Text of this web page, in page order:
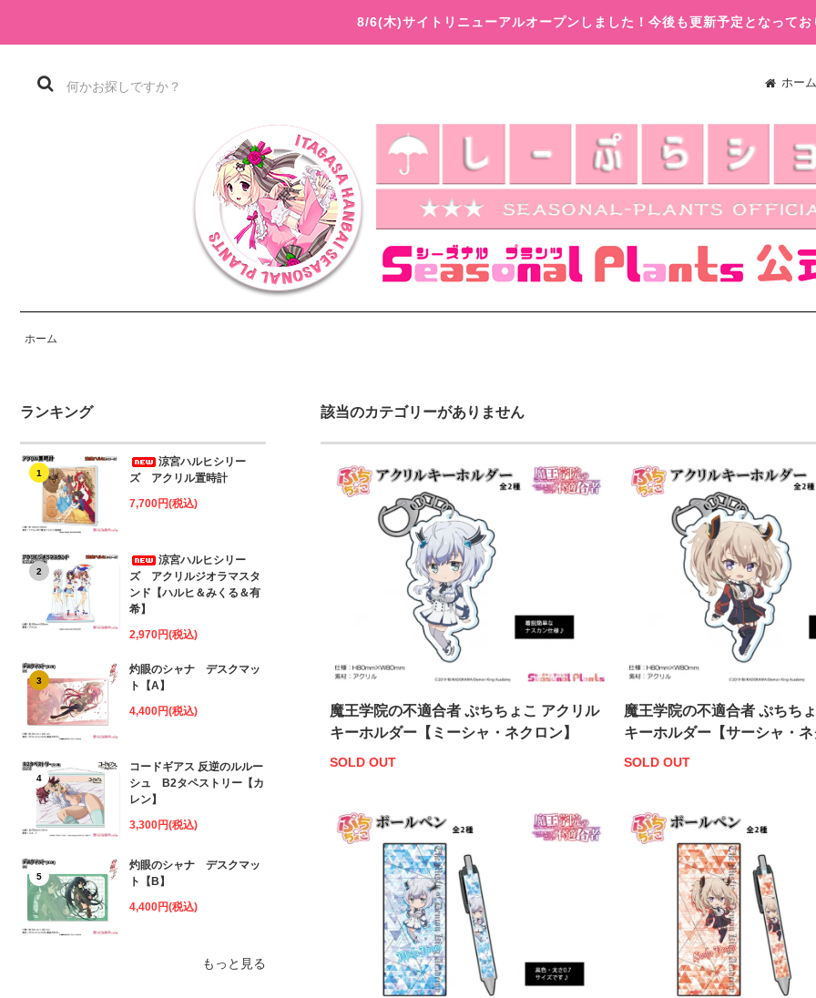
8/6(木)サイトリニューアルオープンしました！今後も更新予定となってお
ホーム
ホーム
ランキング
1
涼宮ハルヒシリー
ズ アクリル置時計
7,700円(税込)
2
涼宮ハルヒシリー
ズ アクリルジオラマスタ
ンド【ハルヒ＆みくる＆有
希】
2,970円(税込)
3
灼眼のシャナ デスクマッ
ト【A】
4,400円(税込)
4
コードギアス 反逆のルルー
シュ B2タペストリー【カ
レン】
3,300円(税込)
5
灼眼のシャナ デスクマッ
ト【B】
4,400円(税込)
もっと見る
該当のカテゴリーがありません
魔王学院の不適合者 ぷちちょこ アクリル
キーホルダー【ミーシャ・ネクロン】
SOLD OUT
魔王学院の不適合者 ぷちち
キーホルダー【サーシャ・ネ
SOLD OUT